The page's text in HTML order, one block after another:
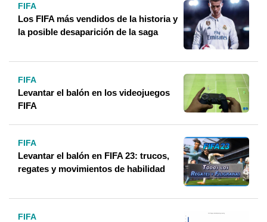
FIFA
Los FIFA más vendidos de la historia y
la posible desaparición de la saga
FIFA
Levantar el balón en los videojuegos
FIFA
FIFA
Levantar el balón en FIFA 23: trucos,
regates y movimientos de habilidad
FIFA